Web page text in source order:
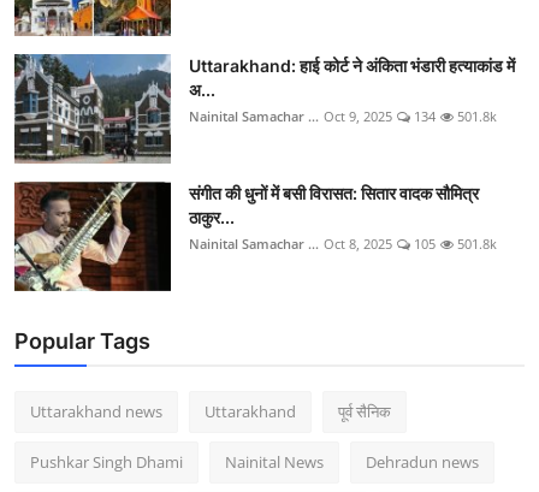
Uttarakhand: हाई कोर्ट ने अंकिता भंडारी हत्याकांड में
अ...
Nainital Samachar ... Oct 9, 2025 134 501.8k
संगीत की धुनों में बसी विरासत: सितार वादक सौमित्र
ठाकुर...
Nainital Samachar ... Oct 8, 2025 105 501.8k
Popular Tags
Uttarakhand news Uttarakhand पूर्व सैनिक
Pushkar Singh Dhami Nainital News Dehradun news